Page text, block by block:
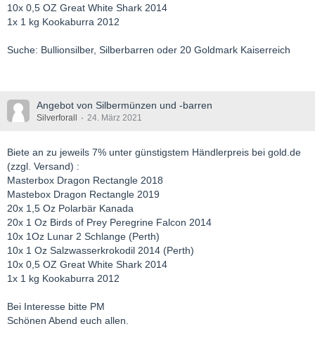
10x 0,5 OZ Great White Shark 2014
1x 1 kg Kookaburra 2012
Suche: Bullionsilber, Silberbarren oder 20 Goldmark Kaiserreich
Angebot von Silbermünzen und -barren
Silverforall 24. März 2021
Biete an zu jeweils 7% unter günstigstem Händlerpreis bei gold.de
(zzgl. Versand) :
Masterbox Dragon Rectangle 2018
Mastebox Dragon Rectangle 2019
20x 1,5 Oz Polarbär Kanada
20x 1 Oz Birds of Prey Peregrine Falcon 2014
10x 1Oz Lunar 2 Schlange (Perth)
10x 1 Oz Salzwasserkrokodil 2014 (Perth)
10x 0,5 OZ Great White Shark 2014
1x 1 kg Kookaburra 2012
Bei Interesse bitte PM
Schönen Abend euch allen.